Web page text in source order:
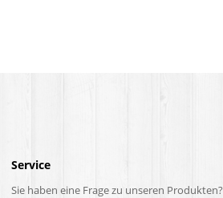
Service
Sie haben eine Frage zu unseren Produkten?